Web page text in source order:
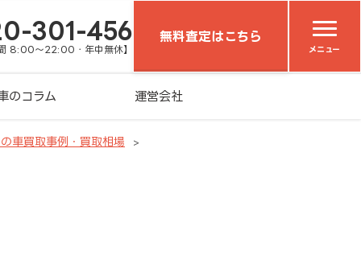
301-456
8:00～22:00・年中無休】
無料査定はこちら
メニュー
のコラム 運営会社
車買取事例・買取相場